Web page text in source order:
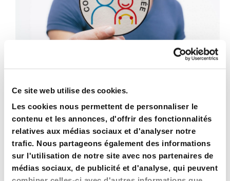
Ce site web utilise des cookies.
Les cookies nous permettent de personnaliser le
contenu et les annonces, d'offrir des fonctionnalités
relatives aux médias sociaux et d'analyser notre
trafic. Nous partageons également des informations
sur l'utilisation de notre site avec nos partenaires de
médias sociaux, de publicité et d'analyse, qui peuvent
Conduite accélérée dans nos 2 agences